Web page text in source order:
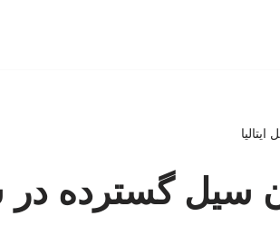
سیل گسترده